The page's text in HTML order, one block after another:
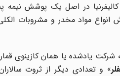
کالیفرنیا در اصل یک پوشش نیمه
انواع مواد مخدر و مشروبات
یادشده یا همان کازینوی قمار